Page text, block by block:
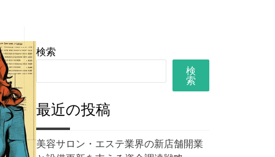
検索
検
索
最近の投稿
美容サロン・エステ業界の新店舗開業